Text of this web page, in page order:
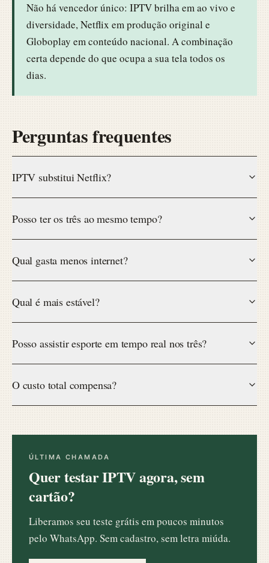
Não há vencedor único: IPTV brilha em ao vivo e
diversidade, Netflix em produção original e
Globoplay em conteúdo nacional. A combinação
certa depende do que ocupa a sua tela todos os
dias.
Perguntas frequentes
IPTV substitui Netflix?
Posso ter os três ao mesmo tempo?
Qual gasta menos internet?
Qual é mais estável?
Posso assistir esporte em tempo real nos três?
O custo total compensa?
ÚLTIMA CHAMADA
Quer testar IPTV agora, sem
cartão?
Liberamos seu teste grátis em poucos minutos
pelo WhatsApp. Sem cadastro, sem letra miúda.